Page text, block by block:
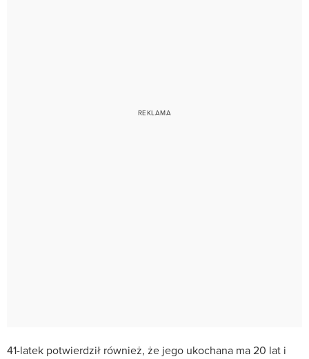
41-latek potwierdził również, że jego ukochana ma 20 lat i